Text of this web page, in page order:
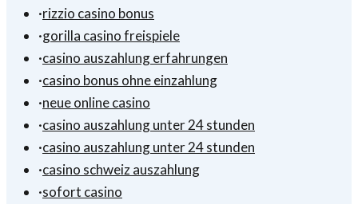
·rizzio casino bonus
·gorilla casino freispiele
·casino auszahlung erfahrungen
·casino bonus ohne einzahlung
·neue online casino
·casino auszahlung unter 24 stunden
·casino auszahlung unter 24 stunden
·casino schweiz auszahlung
·sofort casino